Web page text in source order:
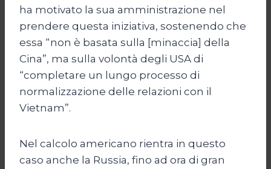
ha motivato la sua amministrazione nel
prendere questa iniziativa, sostenendo che
essa “non è basata sulla [minaccia] della
Cina”, ma sulla volontà degli USA di
“completare un lungo processo di
normalizzazione delle relazioni con il
Vietnam”.
Nel calcolo americano rientra in questo
caso anche la Russia, fino ad ora di gran